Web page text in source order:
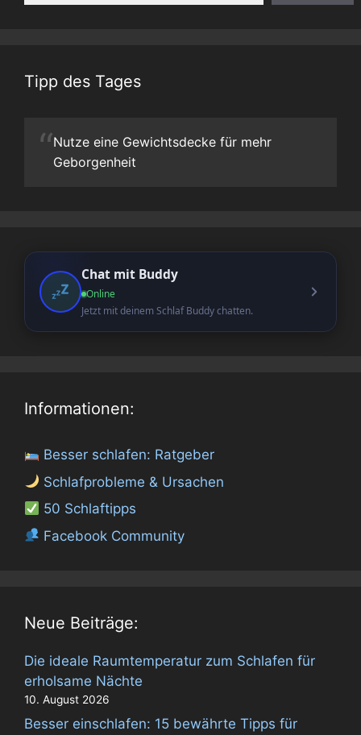
Tipp des Tages
“Nutze eine Gewichtsdecke für mehr
Geborgenheit
Chat mit Buddy
Online
Jetzt mit deinem Schlaf Buddy chatten.
Informationen:
Besser schlafen: Ratgeber
Schlafprobleme & Ursachen
50 Schlaftipps
Facebook Community
Neue Beiträge:
Die ideale Raumtemperatur zum Schlafen für
erholsame Nächte
10. August 2026
Besser einschlafen: 15 bewährte Tipps für